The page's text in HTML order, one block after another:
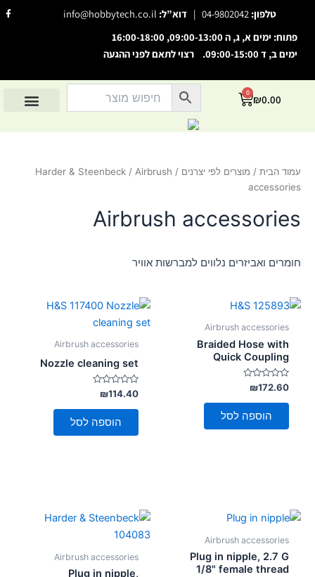
visibility_off השבת את ההבזקים
סמן כותרות
צבע רקע
zoom_out זום (הקטנה)
הקטנת גופן
spellcheck גופן קריא
format_underlined הוסף קו תחתון לקישורים
font_download סמן קישורים
האפשרויות
טלפון: 04-9802042
| דוא”ל: info@hobbytech.co.il
F
a
פתוח: ימים א, ג, ה 09:00-13:00, 16:00-18:00
ימים ב, ד 09:00-15:00. רצוי לתאם לפני ההגעה
₪0.00
0
עגלת
עמוד הבית / מוצרים לפי יצרנים /
Harder & Steenbeck / Airbrush
accessories
Airbrush accessories
חומרים ואביזרים נלווים למברשות אוויר
Airbrush accessories
Braided Hose with
Quick Coupling
דורג
0
מתוך
₪172.60
הוספה לסל
Airbrush accessories
Nozzle cleaning set
דורג
0
מתוך
₪114.40
הוספה לסל
Airbrush accessories
Plug in nipple, 2.7 G
1/8" female thread
Airbrush accessories
Plug in nipple,